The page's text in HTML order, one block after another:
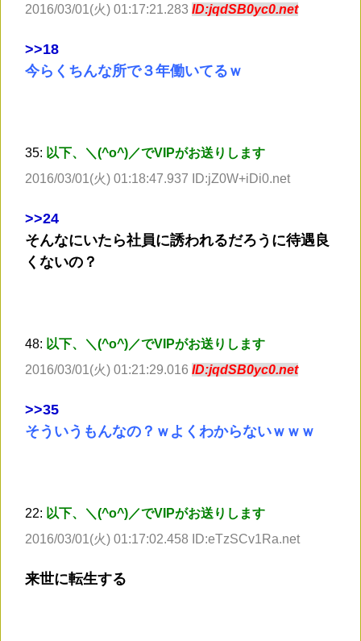
2016/03/01(火) 01:17:21.283 ID:jqdSB0yc0.net
>>18
今らくちんな所で３年働いてるｗ
35: 以下、＼(^o^)／でVIPがお送りします
2016/03/01(火) 01:18:47.937 ID:jZ0W+iDi0.net
>>24
そんなにいたら社員に誘われるだろうに待遇良
くないの？
48: 以下、＼(^o^)／でVIPがお送りします
2016/03/01(火) 01:21:29.016 ID:jqdSB0yc0.net
>>35
そういうもんなの？ｗよくわからないｗｗｗ
22: 以下、＼(^o^)／でVIPがお送りします
2016/03/01(火) 01:17:02.458 ID:eTzSCv1Ra.net
来世に転生する